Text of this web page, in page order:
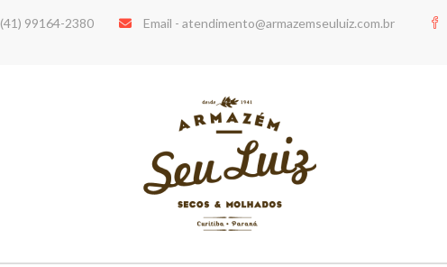
(41) 99164-2380 Email - atendimento@armazemseuluiz.com.br